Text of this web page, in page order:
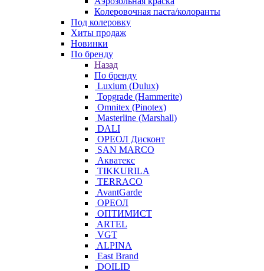
Колеровочная паста/колоранты
Под колеровку
Хиты продаж
Новинки
По бренду
Назад
По бренду
Luxium (Dulux)
Topgrade (Hammerite)
Omnitex (Pinotex)
Masterline (Marshall)
DALI
ОРЕОЛ Дисконт
SAN MARCO
Акватекс
TIKKURILA
TERRACO
AvantGarde
ОРЕОЛ
ОПТИМИСТ
ARTEL
VGT
ALPINA
East Brand
DOILID